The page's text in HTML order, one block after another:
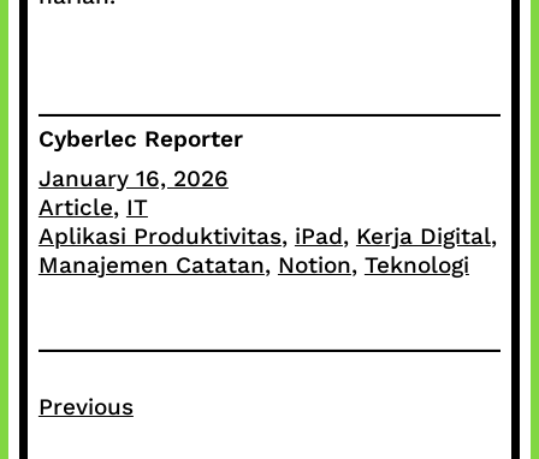
Cyberlec Reporter
January 16, 2026
Article, IT
Aplikasi Produktivitas, iPad, Kerja Digital ,
Manajemen Catatan, Notion, Teknologi
Previous